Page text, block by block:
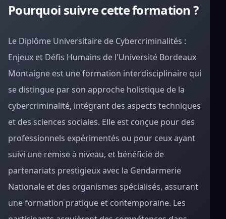
Pourquoi suivre cette formation ?
Le Diplôme Universitaire de Cybercriminalités :
Enjeux et Défis Humains de l'Université Bordeaux
Montaigne est une formation interdisciplinaire qui
se distingue par son approche holistique de la
cybercriminalité, intégrant des aspects techniques
et des sciences sociales. Elle est conçue pour des
professionnels expérimentés ou pour ceux ayant
suivi une remise à niveau, et bénéficie de
partenariats prestigieux avec la Gendarmerie
Nationale et des organismes spécialisés, assurant
une formation pratique et contemporaine. Les